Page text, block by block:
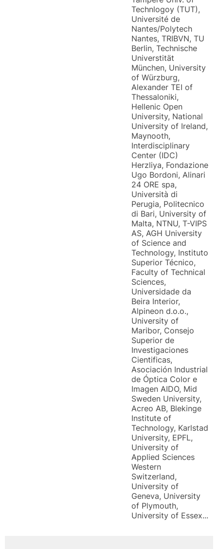
Technlogoy (TUT),
Université de
Nantes/Polytech
Nantes, TRIBVN, TU
Berlin, Technische
Universtität
München, University
of Würzburg,
Alexander TEI of
Thessaloniki,
Hellenic Open
University, National
University of Ireland,
Maynooth,
Interdisciplinary
Center (IDC)
Herzliya, Fondazione
Ugo Bordoni, Alinari
24 ORE spa,
Università di
Perugia, Politecnico
di Bari, University of
Malta, NTNU, T-VIPS
AS, AGH University
of Science and
Technology, Instituto
Superior Técnico,
Faculty of Technical
Sciences,
Universidade da
Beira Interior,
Alpineon d.o.o.,
University of
Maribor, Consejo
Superior de
Investigaciones
Cientificas,
Asociación Industrial
de Óptica Color e
Imagen AIDO, Mid
Sweden University,
Acreo AB, Blekinge
Institute of
Technology, Karlstad
University, EPFL,
University of
Applied Sciences
Western
Switzerland,
University of
Geneva, University
of Plymouth,
University of Essex...